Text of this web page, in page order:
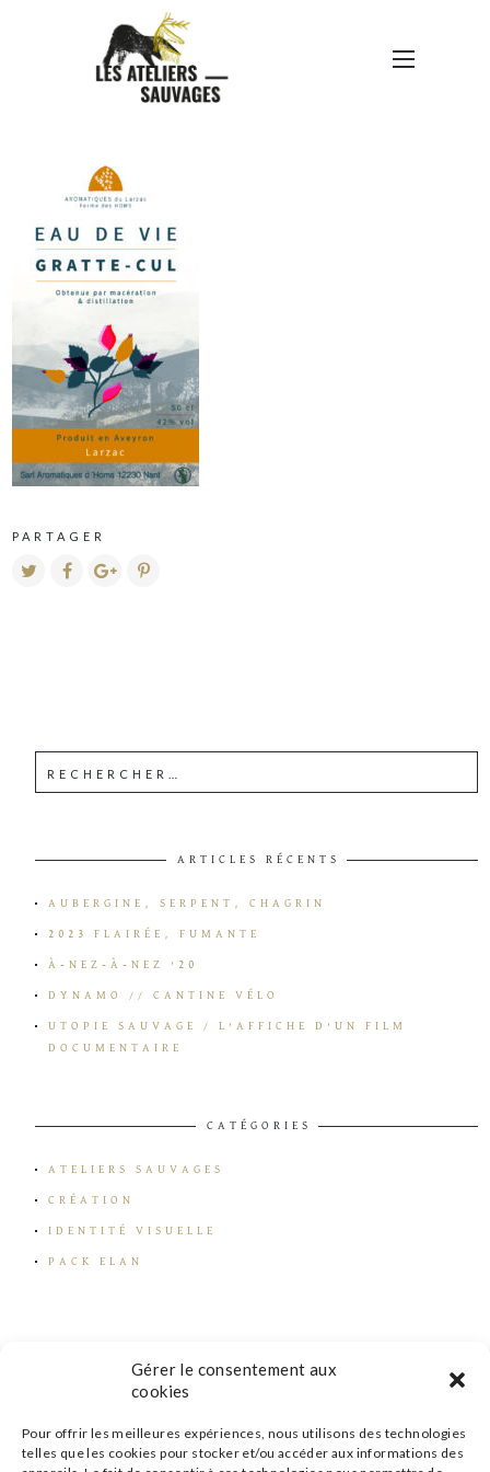
Gérer le consentement aux
cookies
Pour offrir les meilleures expériences, nous utilisons des technologies
telles que les cookies pour stocker et/ou accéder aux informations des
AROMATIC-ETIQUETTE-
EAUDEVIE-50CL-
NOVEMBRE-04
PARTAGER
ARTICLES RÉCENTS
AUBERGINE, SERPENT, CHAGRIN
2023 FLAIRÉE, FUMANTE
À-NEZ-À-NEZ ’20
DYNAMO // CANTINE VÉLO
UTOPIE SAUVAGE / L’AFFICHE D’UN FILM
DOCUMENTAIRE
CATÉGORIES
ATELIERS SAUVAGES
CRÉATION
IDENTITÉ VISUELLE
PACK ELAN